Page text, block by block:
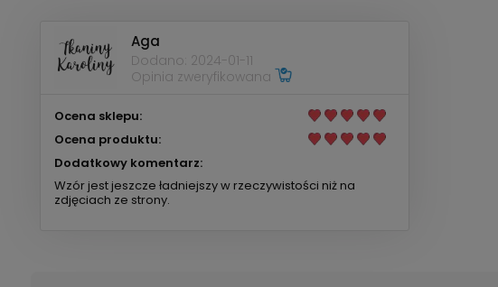
Aga
Dodano: 2024-01-11
Opinia zweryfikowana
Ocena sklepu:
Ocena produktu:
Dodatkowy komentarz:
Wzór jest jeszcze ładniejszy w rzeczywistości niż na
zdjęciach ze strony.